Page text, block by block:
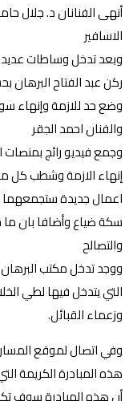
أنهى الفنانان د. جلال
الاسافير
وبعد تدخل وساطات
ركن عبد الفتاح البرهان
وضع حد للازمة وإنهاء
والفنان احمد الجقر
وجمع فيديو رائج بمنصات
إنهاء الازمة وشطب كل
اعمال جديدة ستجمعهما
سكة ضياع وأضافا بان
والتصالح
ووجد تدخل مكتب
التي يتدخل فيها لطي
وزعماء القبائل.
وفي اتصال لموقع
هذه المبادرة الكريمة